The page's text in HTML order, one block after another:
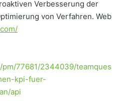
Verbesserung der
von Verfahren. Web
77681/2344039/teamques
kpi-fuer-
api